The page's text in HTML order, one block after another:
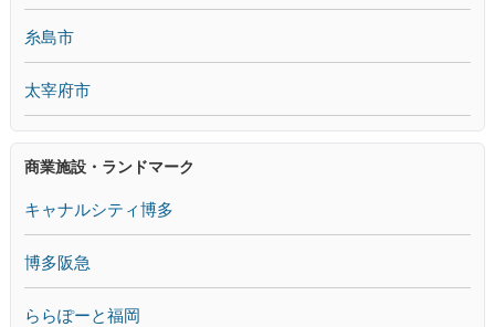
糸島市
太宰府市
商業施設・ランドマーク
キャナルシティ博多
博多阪急
ららぽーと福岡